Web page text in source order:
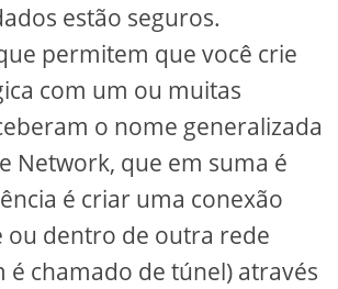
estão seguros.
permitem que você crie
com um ou muitas
o nome generalizada
Network, que em suma é
é criar uma conexão
ou dentro de outra rede
é chamado de túnel) através